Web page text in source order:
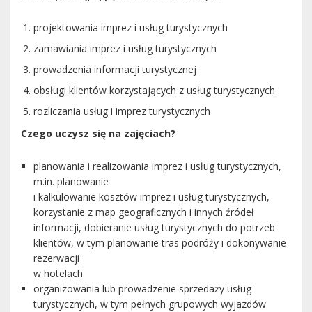
projektowania imprez i usług turystycznych
zamawiania imprez i usług turystycznych
prowadzenia informacji turystycznej
obsługi klientów korzystających z usług turystycznych
rozliczania usług i imprez turystycznych
Czego uczysz się na zajęciach?
planowania i realizowania imprez i usług turystycznych,
m.in. planowanie
i kalkulowanie kosztów imprez i usług turystycznych,
korzystanie z map geograficznych i innych źródeł
informacji, dobieranie usług turystycznych do potrzeb
klientów, w tym planowanie tras podróży i dokonywanie
rezerwacji
w hotelach
organizowania lub prowadzenie sprzedaży usług
turystycznych, w tym pełnych grupowych wyjazdów